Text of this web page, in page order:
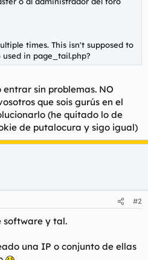
times. This isn't supposed to
used in page_tail.php?
sin problemas. NO
que sois gurús en el
(he quitado lo de
de putalocura y sigo igual)
#2
software y tal.
una IP o conjunto de ellas